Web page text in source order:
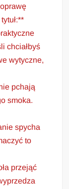
chciałbyś
wytyczne,
pchają
smoka.
spycha
to
przejąć